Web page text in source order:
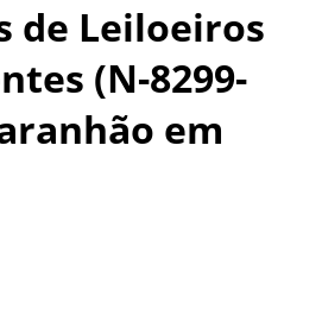
de Leiloeiros
(N-8299-
em